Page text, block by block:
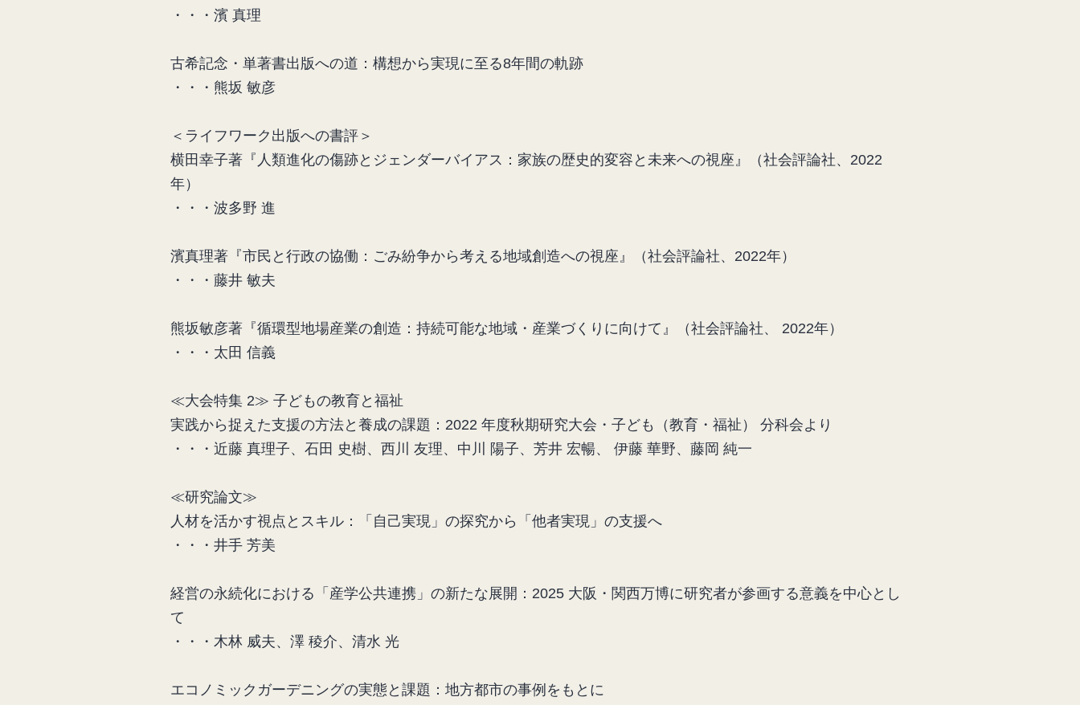
・・・濱 真理
古希記念・単著書出版への道：構想から実現に至る8年間の軌跡
・・・熊坂 敏彦
＜ライフワーク出版への書評＞
横田幸子著『人類進化の傷跡とジェンダーバイアス：家族の歴史的変容と未来への視座』（社会評論社、2022
年）
・・・波多野 進
濱真理著『市民と行政の協働：ごみ紛争から考える地域創造への視座』（社会評論社、2022年）
・・・藤井 敏夫
熊坂敏彦著『循環型地場産業の創造：持続可能な地域・産業づくりに向けて』（社会評論社、 2022年）
・・・太田 信義
≪大会特集 2≫ 子どもの教育と福祉
実践から捉えた支援の方法と養成の課題：2022 年度秋期研究大会・子ども（教育・福祉） 分科会より
・・・近藤 真理子、石田 史樹、西川 友理、中川 陽子、芳井 宏暢、 伊藤 華野、藤岡 純一
≪研究論文≫
人材を活かす視点とスキル：「自己実現」の探究から「他者実現」の支援へ
・・・井手 芳美
経営の永続化における「産学公共連携」の新たな展開：2025 大阪・関西万博に研究者が参画する意義を中心とし
て
・・・木林 威夫、澤 稜介、清水 光
エコノミックガーデニングの実態と課題：地方都市の事例をもとに